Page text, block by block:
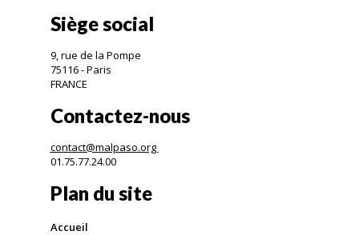
Siège social
9, rue de la Pompe
75116 - Paris
FRANCE
Contactez-nous
contact@malpaso.org
01.75.77.24.00
Plan du site
Accueil